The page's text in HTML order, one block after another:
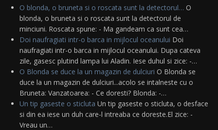
O blonda, o bruneta si o roscata sunt la detectorul… O
blonda, o bruneta si o roscata sunt la detectorul de
minciuni. Roscata spune: - Ma gandeam ca sunt cea…
Doi naufragiati intr-o barca in mijlocul oceanului Doi
naufragiati intr-o barca in mijlocul oceanului. Dupa cateva
zile, gasesc plutind lampa lui Aladin. Iese duhul si zice: -…
O Blonda se duce la un magazin de dulciuri O Blonda se
duce la un magazin de dulciuri...acolo se intalneste cu o
Bruneta: Vanzatoarea: - Ce doresti? Blonda: -…
Un tip gaseste o sticluta Un tip gaseste o sticluta, o desface
si din ea iese un duh care-l intreaba ce doreste.El zice: -
Vreau un…